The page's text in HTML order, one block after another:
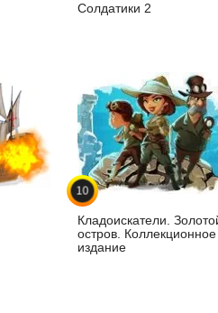
Солдатики 2
10
Кладоискатели.
остров. Коллекционное
издание